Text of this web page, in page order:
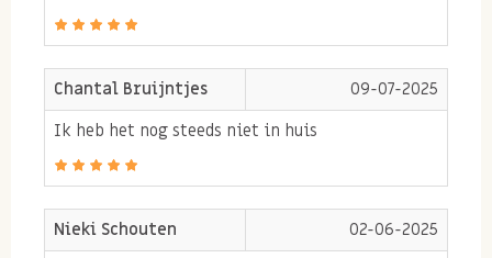
Chantal Bruijntjes
09-07-2025
Ik heb het nog steeds niet in huis
Nieki Schouten
02-06-2025